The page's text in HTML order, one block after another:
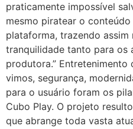
praticamente impossível
mesmo piratear o
plataforma, trazendo assim
tranquilidade tanto para os
produtora.”
vimos, segurança,
para o usuário foram os
Cubo Play. O projeto
que abrange toda vasta